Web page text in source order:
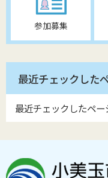
参加募集
最近チェックした
最近チェックしたペー